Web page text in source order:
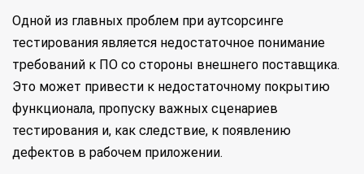
Одной из главных проблем при аутсорсинге
тестирования является недостаточное понимание
требований к ПО со стороны внешнего поставщика.
Это может привести к недостаточному покрытию
функционала, пропуску важных сценариев
тестирования и, как следствие, к появлению
дефектов в рабочем приложении.